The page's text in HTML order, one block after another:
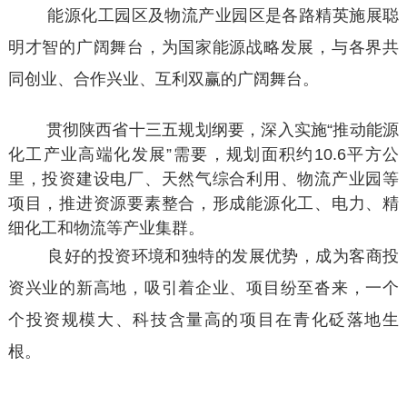
能源化工园区及物流产业园区是各路精英施展聪
明才智的广阔舞台，为国家能源战略发展，与各界共
同创业、合作兴业、互利双赢的广阔舞台。
贯彻陕西省十三五规划纲要，深入实施“推动能源
化工产业高端化发展”需要，规划面积约10.6平方公
里，投资建设电厂、天然气综合利用、物流产业园等
项目，推进资源要素整合，形成能源化工、电力、精
细化工和物流等产业集群。
良好的投资环境和独特的发展优势，成为客商投
资兴业的新高地，吸引着企业、项目纷至沓来，一个
个投资规模大、科技含量高的项目在青化砭落地生
根。